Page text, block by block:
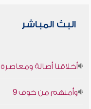
البث المباشر
أخلاقنا أصالة ومعاصرة
وأمنهم من خوف 9